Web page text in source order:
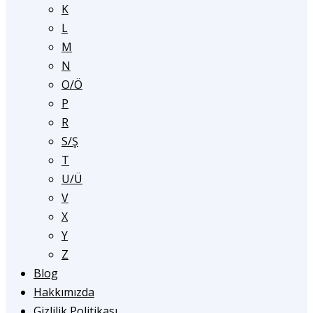
K
L
M
N
O/Ö
P
R
S/Ş
T
U/Ü
V
X
Y
Z
Blog
Hakkımızda